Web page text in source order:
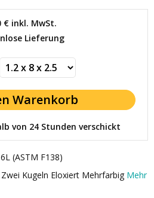
€inkl. MwSt.
Lieferung
von 24 Stunden verschickt
(ASTM F138)
Kugeln Eloxiert Mehrfarbig Mehr